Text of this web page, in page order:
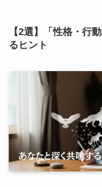
【2選】「性格・行
るヒント